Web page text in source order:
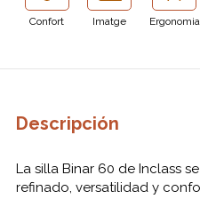
Confort Imatge Ergonomia
Descripción
La silla Binar 60 de Inclass
refinado, versatilidad y